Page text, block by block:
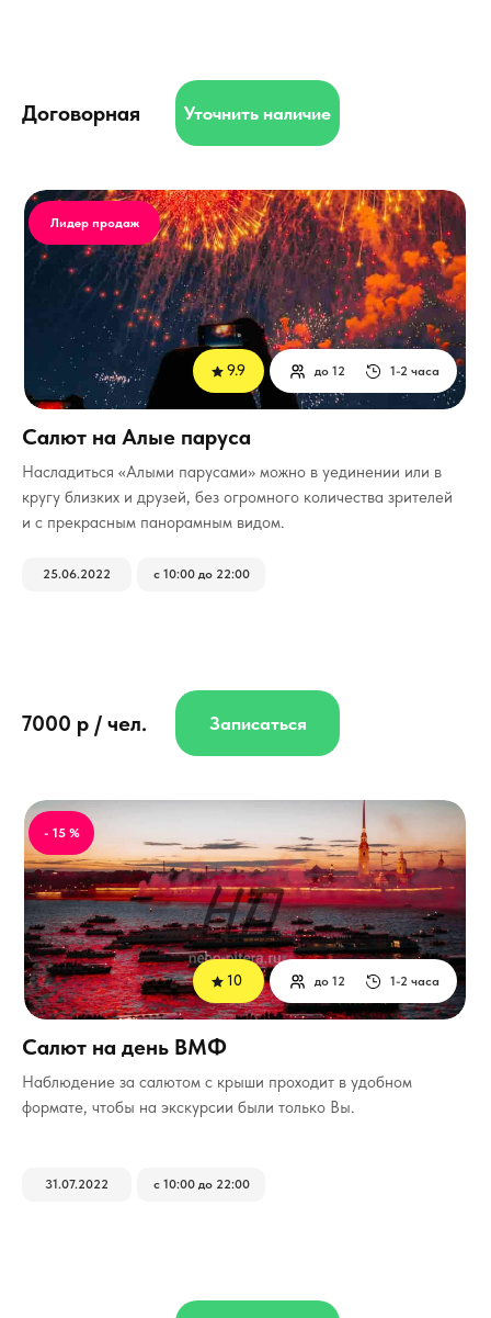
Договорная Уточнить наличие
Насладиться «Алыми парусами» можно в уединении или в
кругу близких и друзей, без огромного количества зрителей
и с прекрасным панорамным видом.
7000 р / чел.
1-2 часа
до 12
25.06.2022 с 10:00 до 22:00
Лидер продаж
Записаться
Салют на Алые паруса
9.9
Наблюдение за салютом с крыши проходит в удобном
формате, чтобы на экскурсии были только Вы.
1-2 часа
до 12
31.07.2022 с 10:00 до 22:00
- 15 %
Салют на день ВМФ
10